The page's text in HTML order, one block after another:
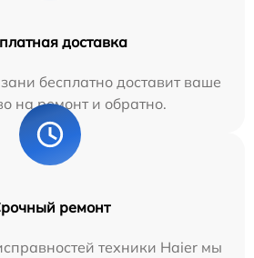
доставка
бесплатно доставит ваше
на ремонт и обратно.
ремонт
техники Haier мы